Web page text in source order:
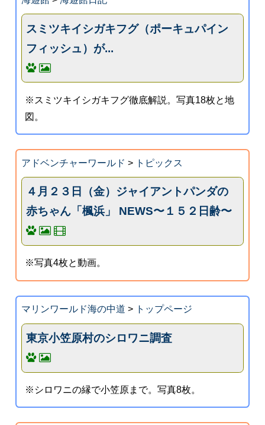
スミツキイシガキフグ（ポーキュパイン
フィッシュ）が...
※スミツキイシガキフグ徹底解説。写真18枚と地
図。
アドベンチャーワールド > トピックス
４月２３日（金）ジャイアントパンダの
赤ちゃん「楓浜」 NEWS〜１５２日齢〜
※写真4枚と動画。
マリンワールド海の中道 > トップページ
東京小笠原村のシロワニ調査
※シロワニの縁で小笠原まで。写真8枚。